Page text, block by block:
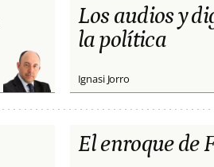
Los audios y
la política
Ignasi Jorro
El enroque de